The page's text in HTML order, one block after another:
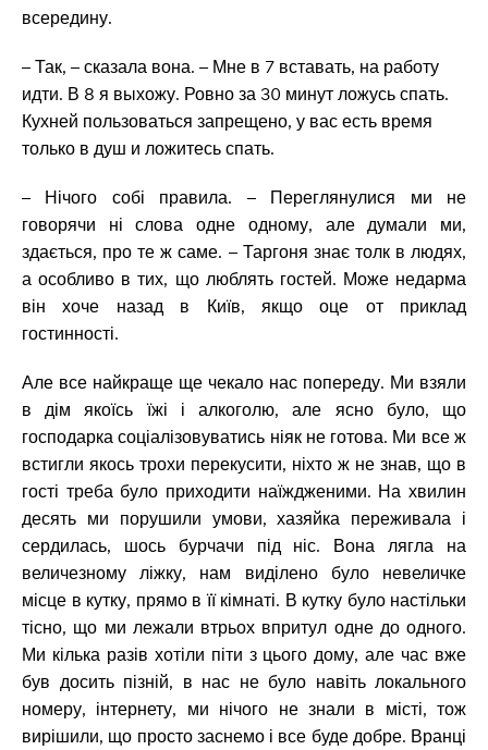
всередину.
– Так, – сказала вона. – Мне в 7 вставать, на работу
идти. В 8 я выхожу. Ровно за 30 минут ложусь спать.
Кухней пользоваться запрещено, у вас есть время
только в душ и ложитесь спать.
– Нічого собі правила. – Переглянулися ми не
говорячи ні слова одне одному, але думали ми,
здається, про те ж саме. – Таргоня знає толк в людях,
а особливо в тих, що люблять гостей. Може недарма
він хоче назад в Київ, якщо оце от приклад
гостинності.
Але все найкраще ще чекало нас попереду. Ми взяли
в дім якоїсь їжі і алкоголю, але ясно було, що
господарка соціалізовуватись ніяк не готова. Ми все ж
встигли якось трохи перекусити, ніхто ж не знав, що в
гості треба було приходити наїждженими. На хвилин
десять ми порушили умови, хазяйка переживала і
сердилась, шось бурчачи під ніс. Вона лягла на
величезному ліжку, нам виділено було невеличке
місце в кутку, прямо в її кімнаті. В кутку було настільки
тісно, що ми лежали втрьох впритул одне до одного.
Ми кілька разів хотіли піти з цього дому, але час вже
був досить пізній, в нас не було навіть локального
номеру, інтернету, ми нічого не знали в місті, тож
вирішили, що просто заснемо і все буде добре. Вранці